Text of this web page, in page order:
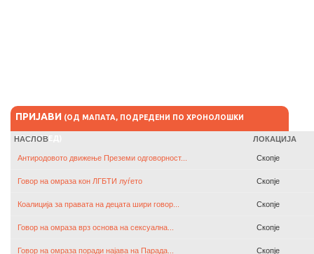
ПРИЈАВИ (ОД МАПАТА, ПОДРЕДЕНИ ПО ХРОНОЛОШКИ
РЕДОСЛЕД)
НАСЛОВ ЛОКАЦИЈА
Антиродовото движење Преземи одговорност... Скопје
Говор на омраза кон ЛГБТИ луѓето Скопје
Коалиција за правата на децата шири говор... Скопје
Говор на омраза врз основа на сексуална... Скопје
Говор на омраза поради најава на Парада... Скопје